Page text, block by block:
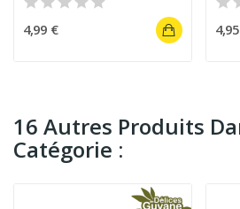
4,99 €
16 Autres Produits
Catégorie :